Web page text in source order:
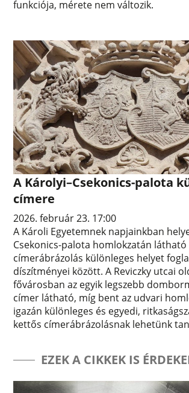
funkciója, mérete nem változik.
A Károlyi–Csekonics-palota
címere
2026. február 23. 17:00
A Károli Egyetemnek napjainkban
Csekonics-palota homlokzatán látható
címerábrázolás különleges helyet
díszítményei között. A Reviczky utcai
fővárosban az egyik legszebb
címer látható, míg bent az udvari
igazán különleges és egyedi,
kettős címerábrázolásnak lehetünk
EZEK A CIKKEK IS